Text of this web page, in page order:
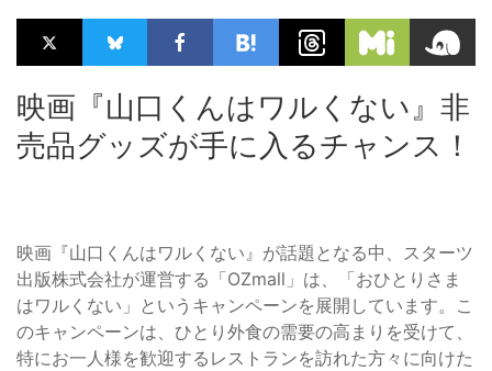
映画『山口くんはワルくない』非
売品グッズが手に入るチャンス！
映画『山口くんはワルくない』が話題となる中、スターツ
出版株式会社が運営する「OZmall」は、「おひとりさま
はワルくない」というキャンペーンを展開しています。こ
のキャンペーンは、ひとり外食の需要の高まりを受けて、
特にお一人様を歓迎するレストランを訪れた方々に向けた